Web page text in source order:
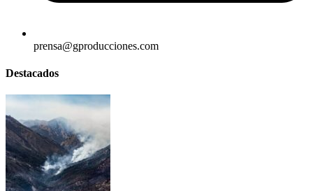
prensa@gproducciones.com
Destacados